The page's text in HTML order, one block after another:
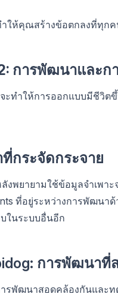
ำให้คุณสร้างข้อตกลงที่ทุก
การพัฒนาและก
ะทำให้การออกแบบมีชีวิต
กระจัดกระจาย
พยายามใช้ข้อมูลจำเพาะ
ที่อยู่ระหว่างการพัฒนาด้
ในระบบอื่นอีก
การพัฒนาที่
รพัฒนาสอดคล้องกันและท